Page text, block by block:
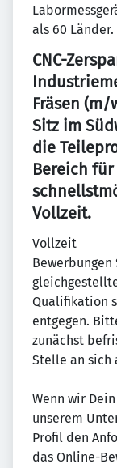
als 60 Länder.
CNC-
Fräsen
Sitz im
die
Bereich
Vollzeit.
Vollzeit
Qualifikation
entgegen.
zunächst
Stelle an sich
Wenn wir
unserem
Profil den
das Online-